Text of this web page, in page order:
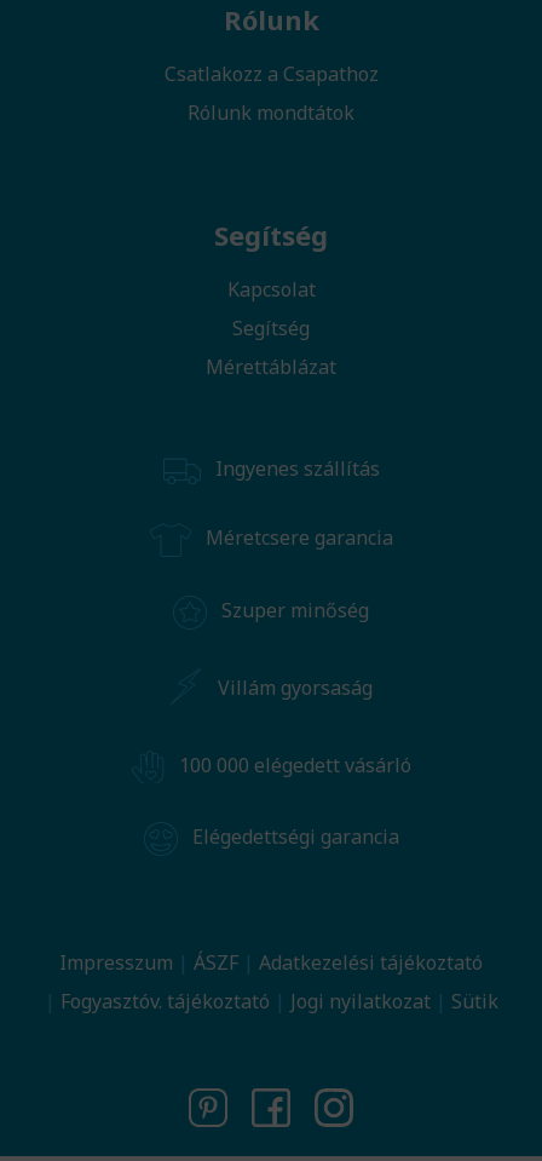
Rólunk
Csatlakozz a Csapathoz
Rólunk mondtátok
Segítség
Kapcsolat
Segítség
Mérettáblázat
Ingyenes szállítás
Méretcsere garancia
Szuper minőség
Villám gyorsaság
100 000 elégedett vásárló
Elégedettségi garancia
Impresszum ÁSZF
Adatkezelési tájékoztató
Fogyasztóv. tájékoztató
Jogi nyilatkozat Sütik